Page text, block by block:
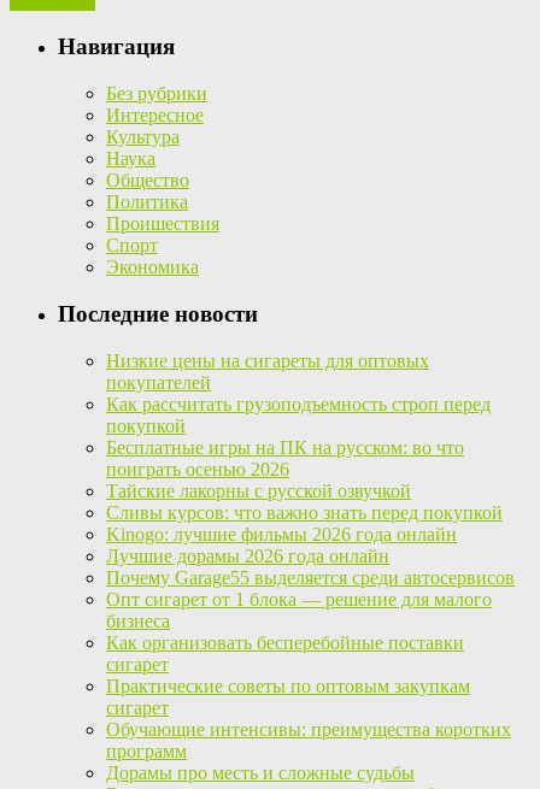
Навигация
Без рубрики
Интересное
Культура
Наука
Общество
Политика
Проишествия
Спорт
Экономика
Последние новости
Низкие цены на сигареты для оптовых
покупателей
Как рассчитать грузоподъемность строп перед
покупкой
Бесплатные игры на ПК на русском: во что
поиграть осенью 2026
Тайские лакорны с русской озвучкой
Сливы курсов: что важно знать перед покупкой
Kinogo: лучшие фильмы 2026 года онлайн
Лучшие дорамы 2026 года онлайн
Почему Garage55 выделяется среди автосервисов
Опт сигарет от 1 блока — решение для малого
бизнеса
Как организовать бесперебойные поставки
сигарет
Практические советы по оптовым закупкам
сигарет
Обучающие интенсивы: преимущества коротких
программ
Дорамы про месть и сложные судьбы